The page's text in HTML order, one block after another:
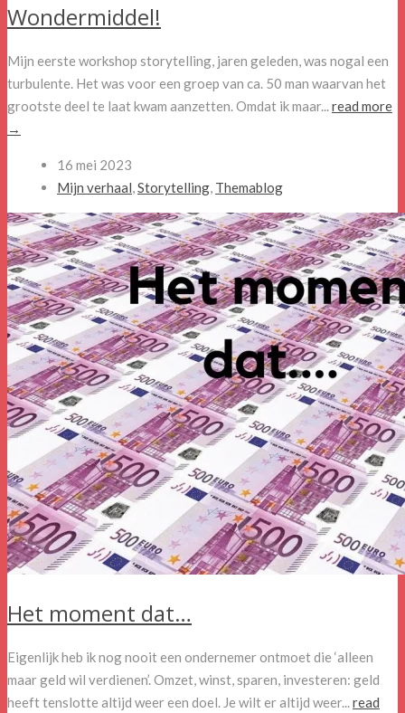
Wondermiddel!
Mijn eerste workshop storytelling, jaren geleden, was nogal een
turbulente. Het was voor een groep van ca. 50 man waarvan het
grootste deel te laat kwam aanzetten. Omdat ik maar... read more
→
16 mei 2023
Mijn verhaal Storytelling Themablog
Het moment dat…
Eigenlijk heb ik nog nooit een ondernemer ontmoet die ‘alleen
maar geld wil verdienen’. Omzet, winst, sparen, investeren: geld
heeft tenslotte altijd weer een doel. Je wilt er altijd weer...read